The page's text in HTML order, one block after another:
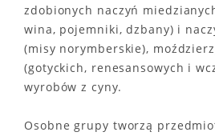
zdobionych naczyń
wina, pojemniki, dzbany) i
(misy norymberskie),
(gotyckich, renesansowych i
wyrobów z cyny.
Osobne grupy tworzą